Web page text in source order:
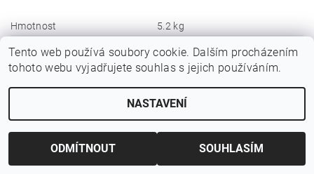
Hmotnost
5.2 kg
Krystal
Počet kusů na paletě
128
Bezpečnostní list (130.9 kB)
Technický list (189.6 kB)
Buďte první, kdo napíše příspěvek k této položce.
Přidat komentář
Tento web používá soubory cookie. Dalším procházením
tohoto webu vyjadřujete souhlas s jejich používáním.
NASTAVENÍ
ODMÍTNOUT SOUHLASÍM